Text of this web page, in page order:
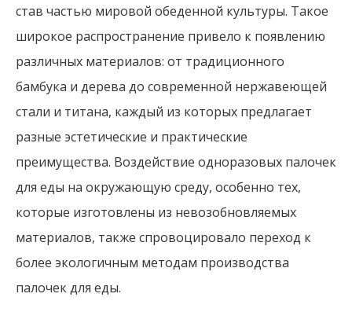
став частью мировой обеденной культуры. Такое
широкое распространение привело к появлению
различных материалов: от традиционного
бамбука и дерева до современной нержавеющей
стали и титана, каждый из которых предлагает
разные эстетические и практические
преимущества. Воздействие одноразовых палочек
для еды на окружающую среду, особенно тех,
которые изготовлены из невозобновляемых
материалов, также спровоцировало переход к
более экологичным методам производства
палочек для еды.